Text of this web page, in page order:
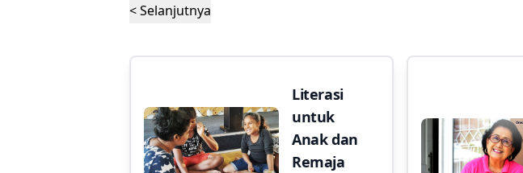
< Selanjutnya
Literasi
untuk
Anak dan
Remaja